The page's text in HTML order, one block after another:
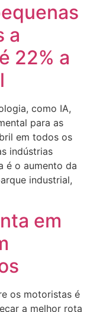
a
22% a
como IA,
para as
em todos os
indústrias
é o aumento da
industrial,
em
os motoristas é
a melhor rota